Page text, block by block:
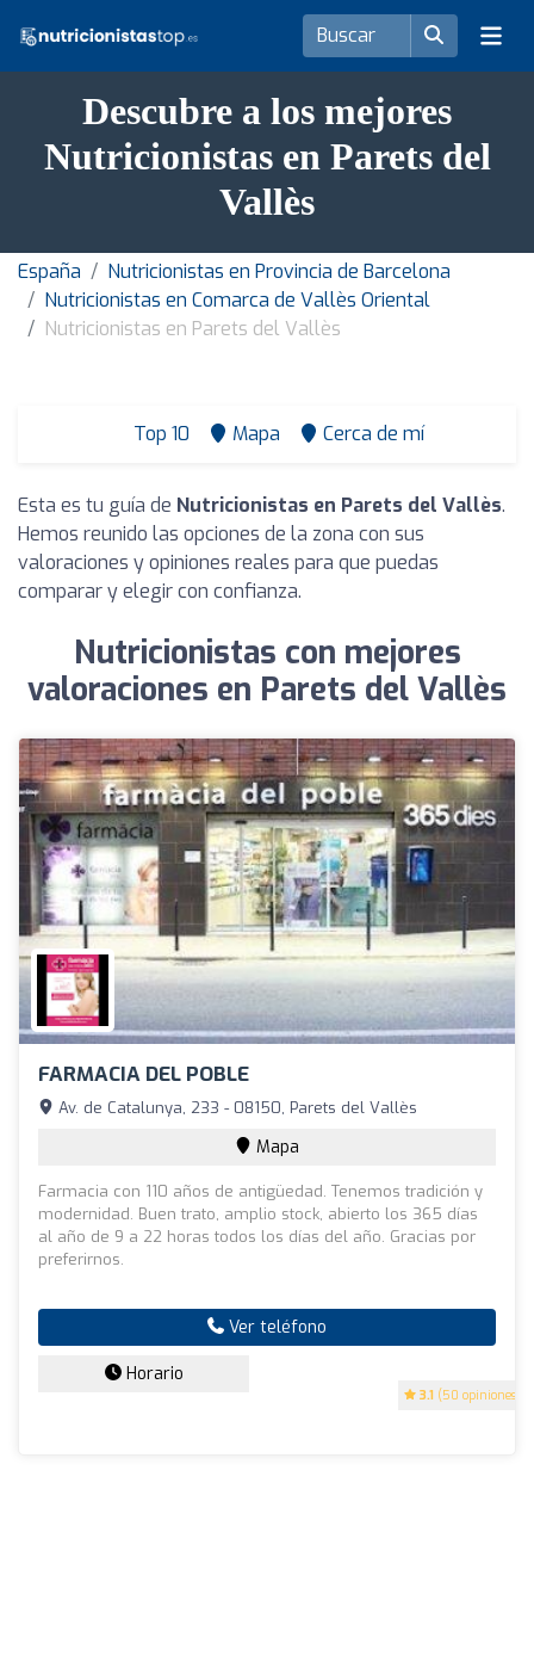
Descubre a los mejores
Nutricionistas en Parets del
Vallès
España
Nutricionistas en Provincia de Barcelona
Nutricionistas en Comarca de Vallès Oriental
Nutricionistas en Parets del Vallès
Top 10 Mapa Cerca de mí
Esta es tu guía de Nutricionistas en Parets del Vallès.
Hemos reunido las opciones de la zona con sus
valoraciones y opiniones reales para que puedas
comparar y elegir con confianza.
Nutricionistas con mejores
valoraciones en Parets del Vallès
FARMACIA DEL POBLE
3.1 (50 opiniones)
Av. de Catalunya, 233 - 08150, Parets del Vallès
Mapa
Farmacia con 110 años de antigüedad. Tenemos tradición y
modernidad. Buen trato, amplio stock, abierto los 365 días
al año de 9 a 22 horas todos los días del año. Gracias por
preferirnos.
Ver teléfono
Horario